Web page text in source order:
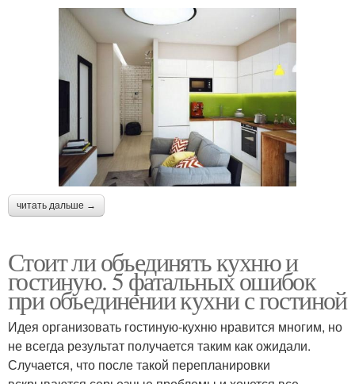
читать дальше →
Стоит ли объединять кухню и
гостиную. 5 фатальных ошибок
при объединении кухни с гостиной
Идея организовать гостиную-кухню нравится многим, но
не всегда результат получается таким как ожидали.
Случается, что после такой перепланировки